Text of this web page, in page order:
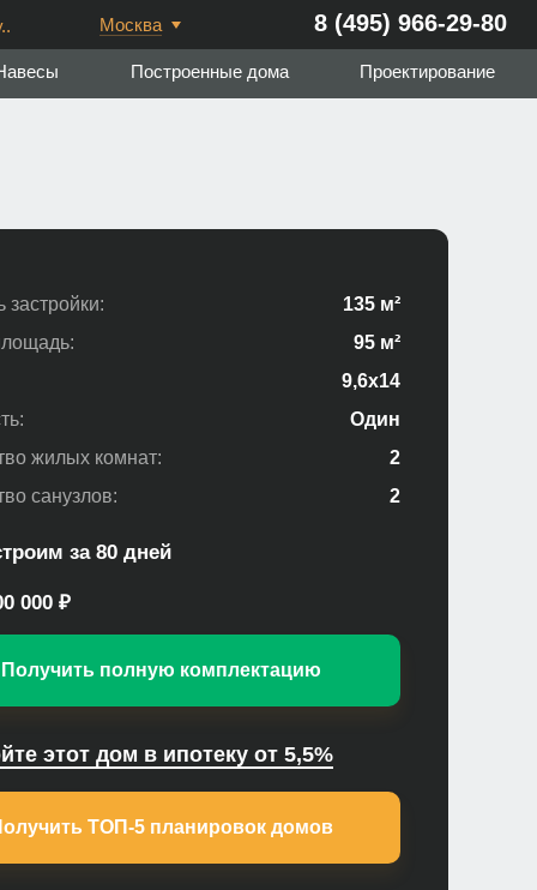
Москва 8 (495) 966-29-80
Построенные дома Проектирование
135 м²
95 м²
9,6х14
Один
жилых комнат:
2
санузлов:
2
за 80 дней
000 ₽
Получить полную комплектацию
этот дом в ипотеку от 5,5%
ТОП-5 планировок домов